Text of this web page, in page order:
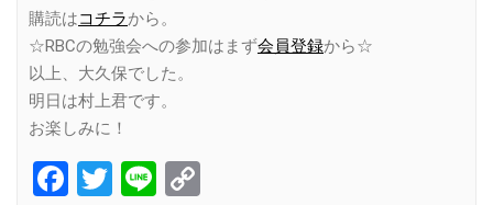
購読はコチラから。
☆RBCの勉強会への参加はまず会員登録から☆
以上、大久保でした。
明日は村上君です。
お楽しみに！
Facebook
Twitter
Line